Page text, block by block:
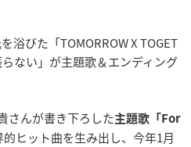
浴びた「TOMORROW X TOGET
ない」が主題歌＆エンディング
さんが書き下ろした主題歌「For
ヒット曲を生み出し、今年1月